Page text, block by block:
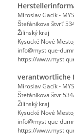
Miroslav Gacík -
Štefánikova štvrť
Žilinský kraj
Kysucké Nové
info@mystique-
https://
verantwortliche
Miroslav Gacík -
Štefánikova štvr
Žilinský kraj
Kysucké Nové
info@mystique-
https://